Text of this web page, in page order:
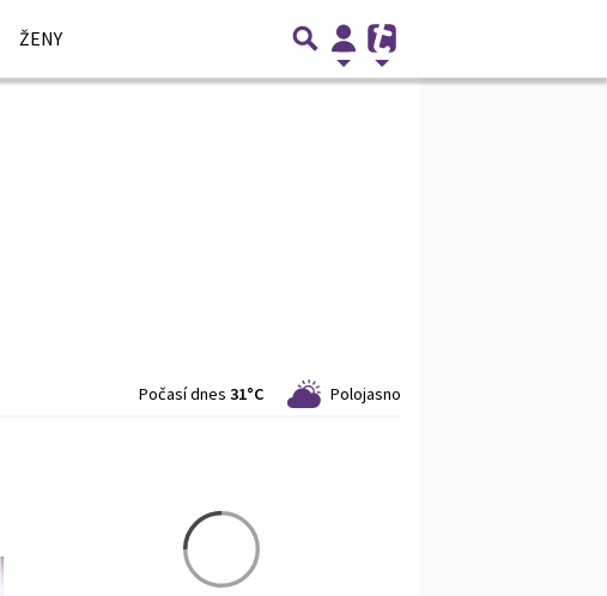
ŽENY
Počasí dnes 31°C Polojasno